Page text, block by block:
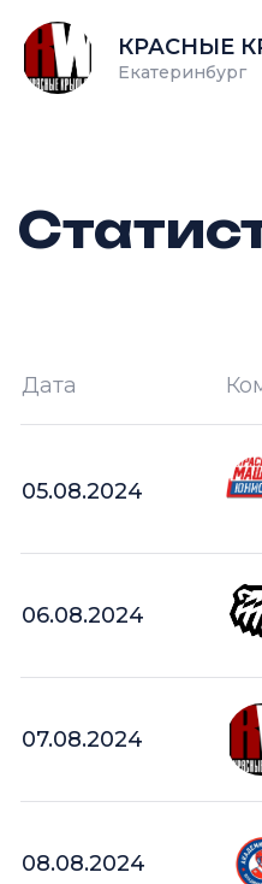
КРАСНЫЕ
Екатеринбург
Дата
05.08.2024
06.08.2024
07.08.2024
08.08.2024